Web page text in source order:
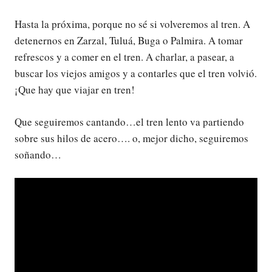
Hasta la próxima, porque no sé si volveremos al tren. A
detenernos en Zarzal, Tuluá, Buga o Palmira. A tomar
refrescos y a comer en el tren. A charlar, a pasear, a
buscar los viejos amigos y a contarles que el tren volvió.
¡Que hay que viajar en tren!
Que seguiremos cantando…el tren lento va partiendo
sobre sus hilos de acero…. o, mejor dicho, seguiremos
soñando…